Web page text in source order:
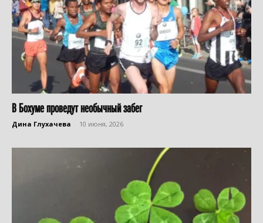
В Бохуме проведут необычный забег
Дина Глухачева 10 июня, 2026